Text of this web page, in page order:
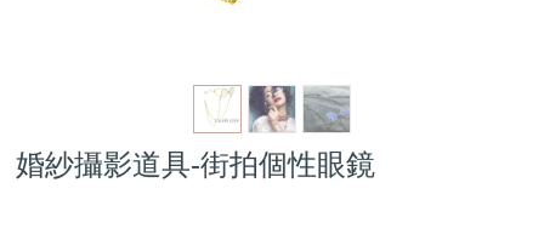
婚紗攝影道具-街拍個性眼鏡